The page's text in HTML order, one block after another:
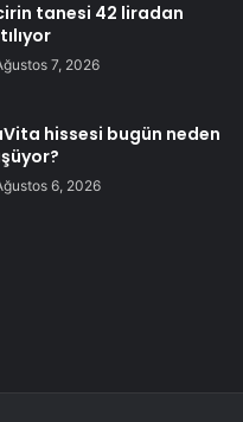
tanesi 42 liradan
7, 2026
hissesi bugün neden
6, 2026